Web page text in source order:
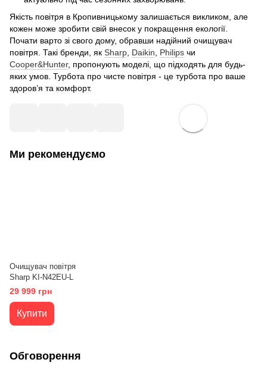
Якість повітря в Кропивницькому залишається викликом, але
кожен може зробити свій внесок у покращення екології.
Почати варто зі свого дому, обравши надійний очищувач
повітря. Такі бренди, як Sharp Daikin Philips чи
Cooper&Hunter, пропонують моделі, що підходять для будь-
яких умов. Турбота про чисте повітря - це турбота про ваше
здоров’я та комфорт.
Ми рекомендуємо
Очищувач повітря
Sharp KI-N42EU-L
29 999 грн
Купити
Обговорення